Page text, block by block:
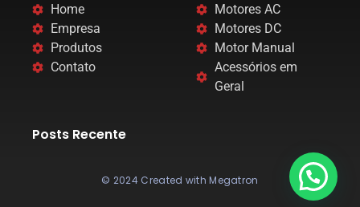
Home
Empresa
Produtos
Contato
Motores AC
Motores DC
Motor Manual
Acessórios em
Geral
Posts Recente
© 2024 Created with Megatron